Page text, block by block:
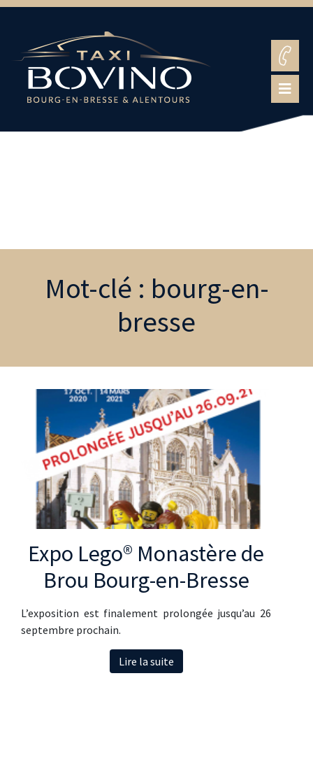
Mot-clé : bourg-en-
bresse
Expo Lego® Monastère de
Brou Bourg-en-Bresse
L’exposition est finalement prolongée jusqu’au 26
septembre prochain.
Lire la suite